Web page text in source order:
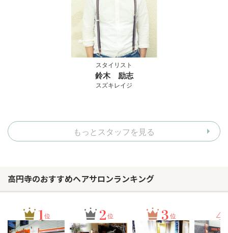
スタイリスト
鈴木 励志
スズキレイジ
もっとスタッフを見る
高円寺のおすすめヘアサロンランキング
1位 2 位 3 位 4